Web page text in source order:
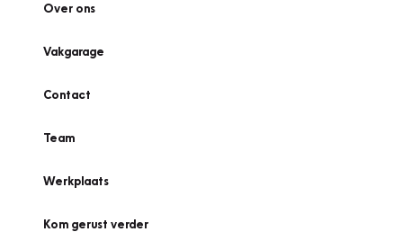
Over ons
Vakgarage
Contact
Team
Werkplaats
Kom gerust verder